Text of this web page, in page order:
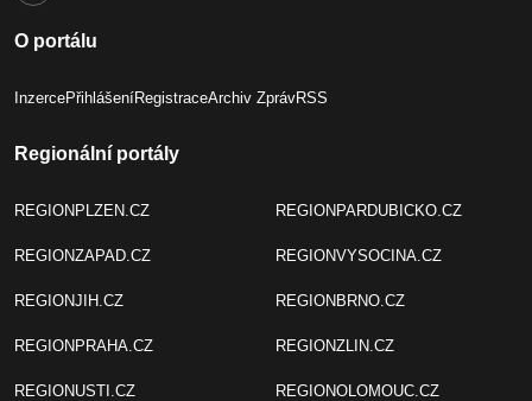
O portálu
InzercePřihlášeníRegistraceArchiv ZprávRSS
Regionální portály
REGIONPLZEN.CZ
REGIONZAPAD.CZ
REGIONJIH.CZ
REGIONPRAHA.CZ
REGIONUSTI.CZ
REGIONPARDUBICKO.CZ
REGIONVYSOCINA.CZ
REGIONBRNO.CZ
REGIONZLIN.CZ
REGIONOLOMOUC.CZ